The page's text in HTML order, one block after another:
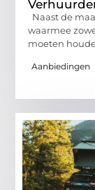
Naast de
waarmee
moeten
Aanbiedingen